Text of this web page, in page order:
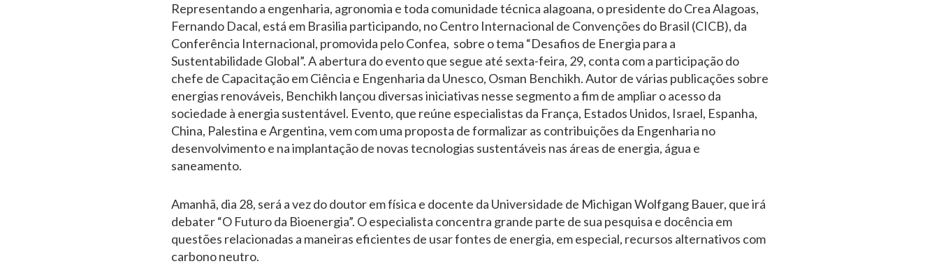
Representando a engenharia, agronomia e toda comunidade técnica alagoana, o presidente do Crea Alagoas,
Fernando Dacal, está em Brasilia participando, no Centro Internacional de Convenções do Brasil (CICB), da
Conferência Internacional, promovida pelo Confea, sobre o tema “Desafios de Energia para a
Sustentabilidade Global”. A abertura do evento que segue até sexta-feira, 29, conta com a participação do
chefe de Capacitação em Ciência e Engenharia da Unesco, Osman Benchikh. Autor de várias publicações sobre
energias renováveis, Benchikh lançou diversas iniciativas nesse segmento a fim de ampliar o acesso da
sociedade à energia sustentável. Evento, que reúne especialistas da França, Estados Unidos, Israel, Espanha,
China, Palestina e Argentina, vem com uma proposta de formalizar as contribuições da Engenharia no
desenvolvimento e na implantação de novas tecnologias sustentáveis nas áreas de energia, água e
saneamento.
Amanhã, dia 28, será a vez do doutor em física e docente da Universidade de Michigan Wolfgang Bauer, que irá
debater “O Futuro da Bioenergia”. O especialista concentra grande parte de sua pesquisa e docência em
questões relacionadas a maneiras eficientes de usar fontes de energia, em especial, recursos alternativos com
carbono neutro.